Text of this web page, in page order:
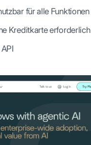
für alle Funktionen
Kreditkarte erforderlich